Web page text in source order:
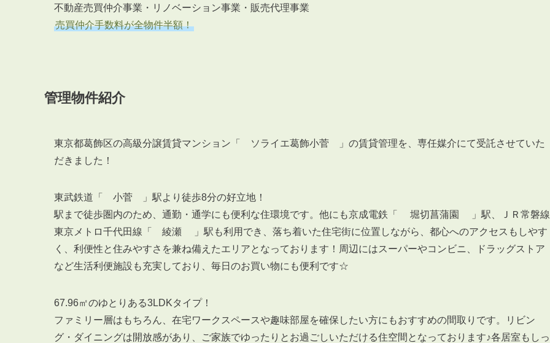
03-6262-9556
不動産売買仲介事業・リノベーション事業・販売代理事業
売買仲介手数料が全物件半額！
管理物件紹介
東京都葛飾区の高級分譲賃貸マンション「 ソライエ葛飾小菅 」の賃貸管理を、専任媒介にて受託させていた
だきました！
東武鉄道「 小菅 」駅より徒歩8分の好立地！
駅まで徒歩圏内のため、通勤・通学にも便利な住環境です。他にも京成電鉄「 堀切菖蒲園 」駅、ＪＲ常磐
東京メトロ千代田線「 綾瀬 」駅も利用でき、落ち着いた住宅街に位置しながら、都心へのアクセスもしやす
く、利便性と住みやすさを兼ね備えたエリアとなっております！周辺にはスーパーやコンビニ、ドラッグストア
など生活利便施設も充実しており、毎日のお買い物にも便利です☆
67.96㎡のゆとりある3LDKタイプ！
ファミリー層はもちろん、在宅ワークスペースや趣味部屋を確保したい方にもおすすめの間取りです。リビン
グ・ダイニングは開放感があり、ご家族でゆったりとお過ごしいただける住空間となっております♪各居室もしっ